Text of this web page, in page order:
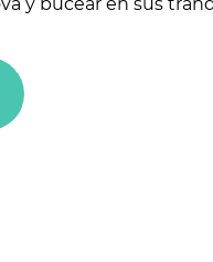
y bucear en sus